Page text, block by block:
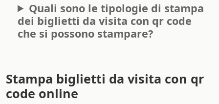
Quali sono le tipologie di stampa
dei biglietti da visita con qr code
che si possono stampare?
Stampa biglietti da visita con qr
code online